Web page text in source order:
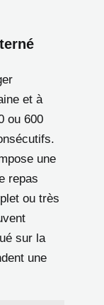
et à
ou 600
une
repas
ou très
sur la
une